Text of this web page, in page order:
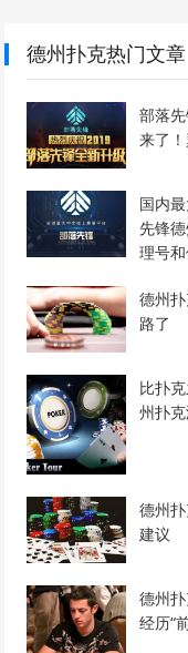
德州扑克热门文章
部落
来了
国内
先锋
理号和
德州
路了
比扑
州扑
德州
建议
德州
经历“